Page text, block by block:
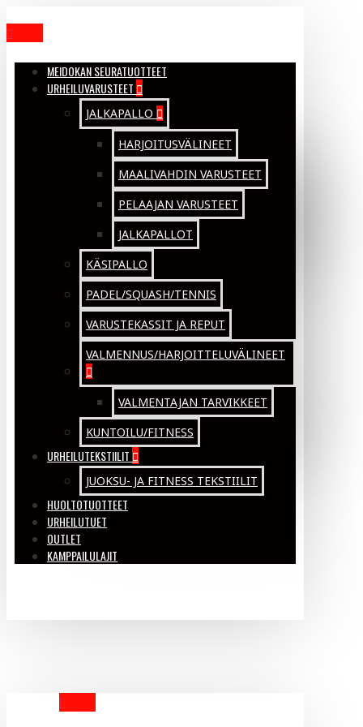
MEIDOKAN SEURATUOTTEET
URHEILUVARUSTEET
JALKAPALLO
HARJOITUSVÄLINEET
MAALIVAHDIN VARUSTEET
PELAAJAN VARUSTEET
JALKAPALLOT
KÄSIPALLO
PADEL/SQUASH/TENNIS
VARUSTEKASSIT JA REPUT
VALMENNUS/HARJOITTELUVÄLINEET
VALMENTAJAN TARVIKKEET
KUNTOILU/FITNESS
URHEILUTEKSTIILIT
JUOKSU- JA FITNESS TEKSTIILIT
HUOLTOTUOTTEET
URHEILUTUET
OUTLET
KAMPPAILULAJIT